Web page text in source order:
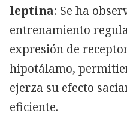
leptina: Se ha
entrenamiento
expresión de
hipotálamo,
ejerza su efecto
eficiente.